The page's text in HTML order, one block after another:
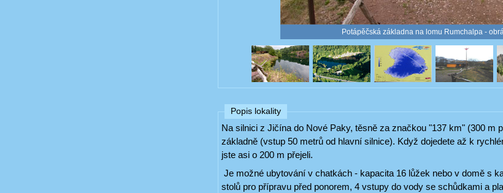
Potápěčská základna na lomu Rumchalpa -
Popis lokality
Na silnici z Jičína do Nové Paky, těsně za značkou "137 km" (300 m
základně (vstup 50 metrů od hlavní silnice). Když dojedete až k
jste asi o 200 m přejeli.
Je možné ubytování v chatkách - kapacita 16 lůžek nebo v domě s
stolů pro přípravu před ponorem, 4 vstupy do vody se schůdkami a